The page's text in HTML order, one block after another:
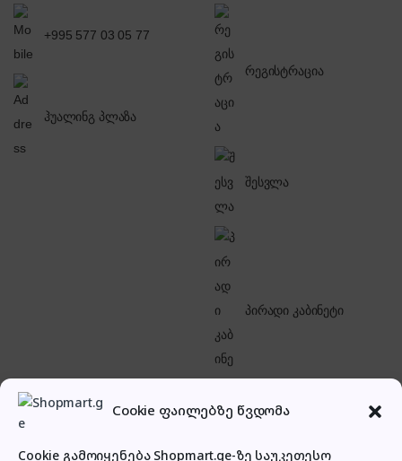
Cookie ფაილებზე წვდომა
Cookie გამოიყენება Shopmart.ge-ზე საუკეთესო
+995 577 03 05 77
ჰუალინგ პლაზა
რეგისტრაცია
შესვლა
პირადი კაბინეტი